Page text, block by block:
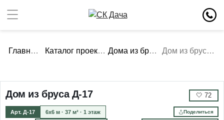
Главная Каталог проектов Дома из бруса Дом из бруса Д-17
Дом из бруса Д-17 🤍 72
Арт. Д-17 6х6 м · 37 м² · 1 этаж Поделиться